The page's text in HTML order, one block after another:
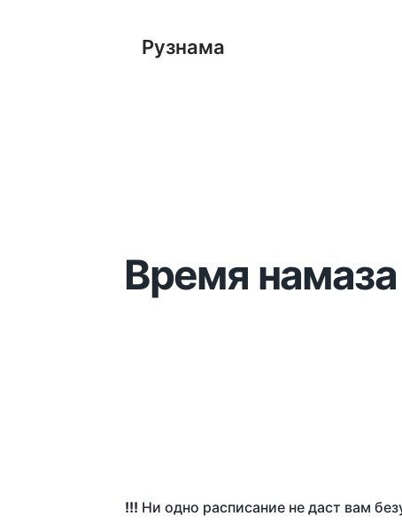
Рузнама
Время
!!! Ни одно расписание не даст вам